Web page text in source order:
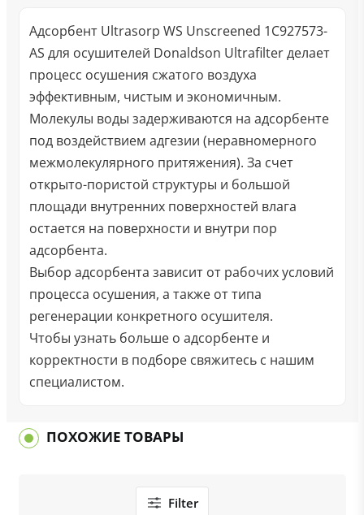
Адсорбент Ultrasorp WS Unscreened 1C927573-
AS для осушителей Donaldson Ultrafilter делает
процесс осушения сжатого воздуха
эффективным, чистым и экономичным.
Молекулы воды задерживаются на адсорбенте
под воздействием адгезии (неравномерного
межмолекулярного притяжения). За счет
открыто-пористой структуры и большой
площади внутренних поверхностей влага
остается на поверхности и внутри пор
адсорбента.
Выбор адсорбента зависит от рабочих условий
процесса осушения, а также от типа
регенерации конкретного осушителя.
Чтобы узнать больше о адсорбенте и
корректности в подборе свяжитесь с нашим
специалистом.
ПОХОЖИЕ ТОВАРЫ
Filter